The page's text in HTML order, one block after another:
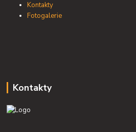
Kontakty
Fotogalerie
Kontakty